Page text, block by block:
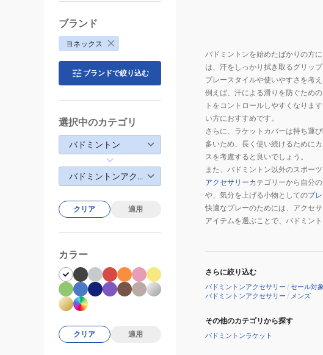
バドミントンを始めたばかりの方
は、汗をしっかり拭き取るグリッ
プレースタイルや使いやすさを考
例えば、汗による滑りを防ぐため
トをコントロールしやすくなりま
い方におすすめです。
さらに、ラケットカバーは持ち運
多いため、長く使い続けるために
スを考慮すると良いでしょう。
また、バドミントン以外のスポー
アクセサリーカテゴリーから自分
や、気分を上げる小物としてのブ
快適なプレーのためには、アクセ
アイテムを選ぶことで、バドミン
さらに絞り込む
バドミントンアクセサリー /セール対象
バドミントンアクセサリー / メンズ
その他のカテゴリから探す
バドミントンラケット
ブランド
ヨネックス
ブランドで絞り込む
選択中のカテゴリ
バドミントン
バドミントンアクセサリー
クリア 適用
カラー
クリア 適用